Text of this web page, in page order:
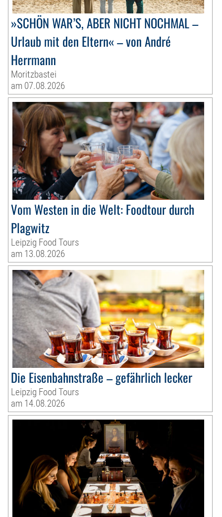
»SCHÖN WAR’S, ABER NICHT NOCHMAL –
Urlaub mit den Eltern« – von André
Herrmann
Moritzbastei
am 07.08.2026
Vom Westen in die Welt: Foodtour durch
Plagwitz
Leipzig Food Tours
am 13.08.2026
Die Eisenbahnstraße – gefährlich lecker
Leipzig Food Tours
am 14.08.2026